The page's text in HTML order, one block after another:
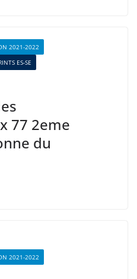
2021-2022
ES-SE
77 2eme
du
2021-2022